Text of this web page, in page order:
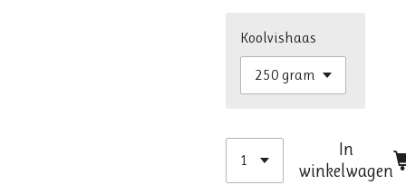
Koolvishaas
In
winkelwagen